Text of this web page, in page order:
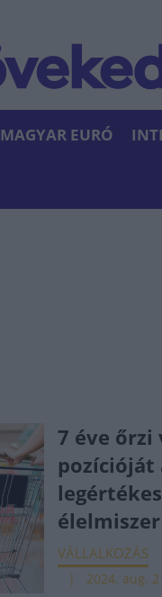
MAGYAR EURÓ
7 éve őrzi
pozícióját
VÁLLALKOZÁS
2024. aug.